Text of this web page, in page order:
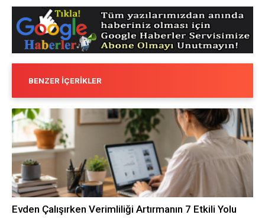
BENZER İÇERIKLER
Evden Çalışırken Verimliliği Artırmanın 7 Etkili Yolu